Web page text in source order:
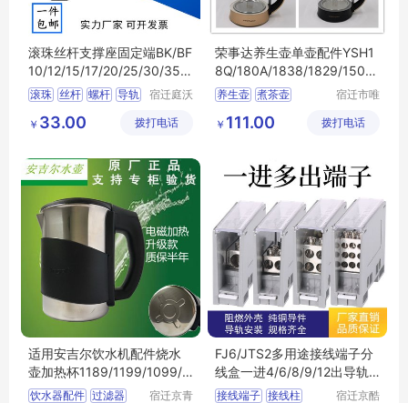
滚珠丝杆支撑座固定端BK/BF
10/12/15/17/20/25/30/35/4
0 轴承座
滚珠 丝杆 螺杆 导轨
宿迁庭沃
有限公司
￥ 33.00 拨打电话
荣事达养生壶单壶配件YSH1
8Q/180A/1838/1829/150B/
20K/1818/1857
养生壶 煮茶壶
家用煎药壶
宿迁市唯
有限公司
￥ 111.00 拨打电话
适用安吉尔饮水机配件烧水
壶加热杯1189/1199/1099/1
387/2486
饮水器配件 过滤器
宿迁京青
FJ6/JTS2多用途接线端子分
线盒一进4/6/8/9/12出导轨
式电线连接器
接线端子 接线柱
宿迁京酷